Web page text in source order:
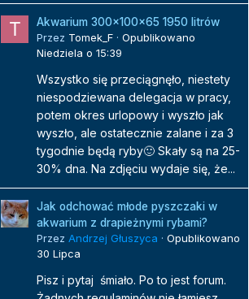
Akwarium 300x100x65 1950 litrów
Przez Tomek_F · Opublikowano
Niedziela o 15:39
Wszystko się przeciągnęło, niestety
niespodziewana delegacja w pracy,
potem okres urlopowy i wyszło jak
wyszło, ale ostatecznie zalane i za 3
tygodnie będą ryby🙂 Skały są na 25-
30% dna. Na zdjęciu wydaje się, że...
Jak odchować młode pyszczaki w
akwarium z drapieżnymi rybami?
Przez Andrzej Głuszyca · Opublikowano
30 Lipca
Pisz i pytaj śmiało. Po to jest forum.